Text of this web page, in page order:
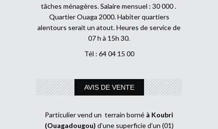
tâches ménagères. Salaire mensuel : 30 000 .
Quartier Ouaga 2000. Habiter quartiers
alentours serait un atout. Heures de service de
07 h à 15h 30.
Tél : 64 04 15 00
AVIS DE VENTE
Particulier vend un terrain borné à Koubri
(Ouagadougou) d’une superficie d’un (01)